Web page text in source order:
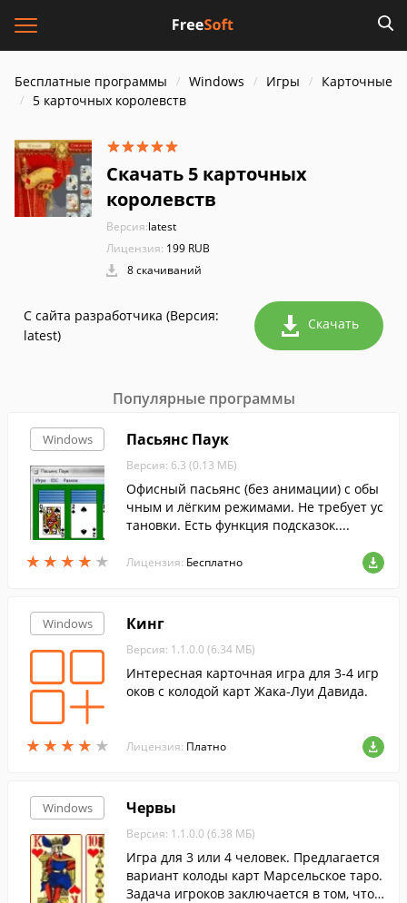
Бесплатные программы Windows Игры
Карточные
5 карточных королевств
Скачать 5 карточных
королевств
Версия:latest
Лицензия: 199 RUB
8 скачиваний
С сайта разработчика (Версия:
latest)
Скачать
Популярные программы
Windows
★ ★ ★ ★ ★
★ ★ ★ ★ ★
Пасьянс Паук
Версия: 6.3 (0.13 МБ)
Офисный пасьянс (без анимации) с обы
чным и лёгким режимами. Не требует ус
тановки. Есть функция подсказок....
Лицензия: Бесплатно
Windows
★ ★ ★ ★ ★
★ ★ ★ ★ ★
Кинг
Версия: 1.1.0.0 (6.34 МБ)
Интересная карточная игра для 3-4 игр
оков с колодой карт Жака-Луи Давида.
Лицензия: Платно
Windows Червы
Версия: 1.1.0.0 (6.38 МБ)
Игра для 3 или 4 человек. Предлагается
вариант колоды карт Марсельское таро.
Задача игроков заключается в том, чтоб